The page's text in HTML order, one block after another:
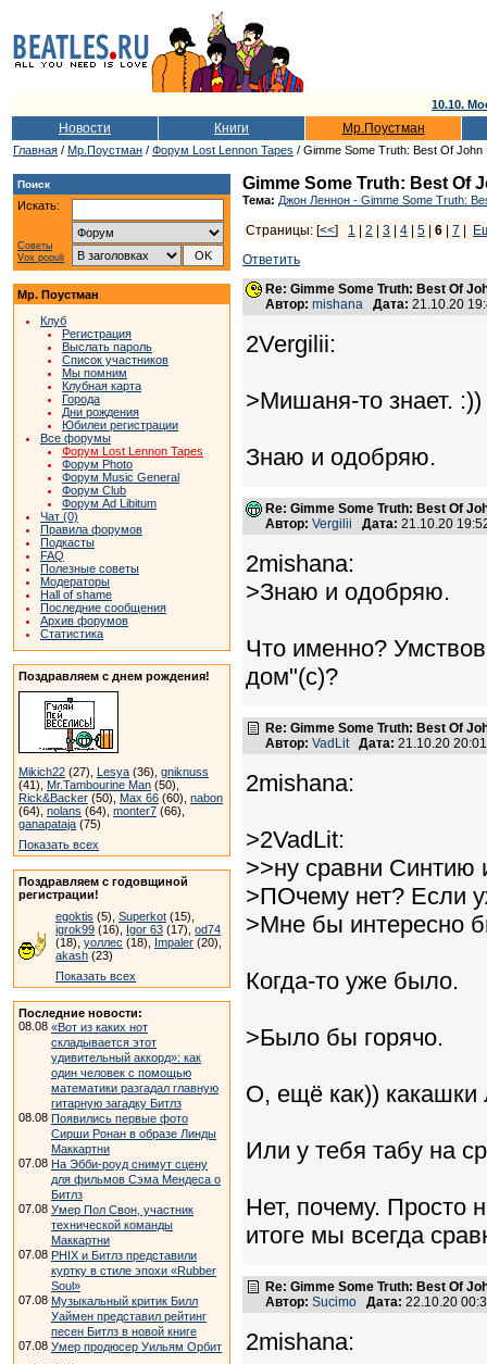
10.10.
Новости Книги Мр.Поустман
Главная / Мр.Поустман / Форум Lost Lennon Tapes / Gimme Some Truth: Best Of John
Поиск
Искать:
Советы
Vox populi
Мр. Поустман
Клуб
Регистрация
Выслать пароль
Список участников
Мы помним
Клубная карта
Города
Дни рождения
Юбилеи регистрации
Все форумы
Форум Lost Lennon Tapes
Форум Photo
Форум Music General
Форум Club
Форум Ad Libitum
Чат (0)
Правила форумов
Подкасты
FAQ
Полезные советы
Модераторы
Hall of shame
Последние сообщения
Архив форумов
Статистика
Поздравляем с днем рождения!
Mikich22 (27), Lesya (36), gniknuss
(41), Mr.Tambourine Man (50),
Rick&Backer (50), Max 66 (60), nabon
(64), nolans (64), monter7 (66),
ganapataja (75)
Показать всех
Поздравляем с годовщиной
регистрации!
egoktis (5), Superkot (15),
igrok99 (16), Igor 63 (17), od74
(18), уоллес (18), Impaler (20),
akash (23)
Показать всех
Последние новости:
08.08 «Вот из каких нот
складывается этот
удивительный аккорд»: как
один человек с помощью
математики разгадал главную
гитарную загадку Битлз
08.08 Появились первые фото
Сирши Ронан в образе Линды
Маккартни
07.08 На Эбби-роуд снимут сцену
для фильмов Сэма Мендеса о
Битлз
07.08 Умер Пол Свон, участник
технической команды
Маккартни
07.08 PHIX и Битлз представили
куртку в стиле эпохи «Rubber
Soul»
07.08 Музыкальный критик Билл
Уаймен представил рейтинг
песен Битлз в новой книге
07.08 Умер продюсер Уильям Орбит
Gimme Some Truth: Best Of
Тема: Джон Леннон - Gimme Some Truth:
Страницы: [<<] 1 2 3 4 5 6 7
Ответить
Re: Gimme Some Truth: Best Of
Автор: mishana Дата: 21.10.20
2Vergilii:
>Мишаня-то знает. :))
Знаю и одобряю.
Re: Gimme Some Truth: Best Of
Автор: Vergilii Дата: 21.10.20
2mishana:
>Знаю и одобряю.
Что именно?
дом"(с)?
Re: Gimme Some Truth: Best Of
Автор: VadLit Дата: 21.10.20
2mishana:
>2VadLit:
>>ну сравни Синтию
>ПОчему нет? Если
>Мне бы интересно
Когда-то уже было.
>Было бы горячо.
О, ещё как)) какашки
Или у тебя табу на
Нет, почему. Просто
итоге мы всегда
Re: Gimme Some Truth: Best Of
Автор: Sucimo Дата: 22.10.20
2mishana: